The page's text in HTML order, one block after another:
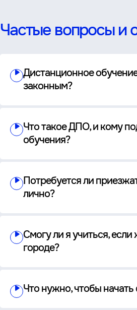
Частые вопросы и
Дистанционное
законным?
Что такое ДПО, и кому
обучения?
Потребуется ли
лично?
Смогу ли я учиться,
городе?
Что нужно, чтобы начать